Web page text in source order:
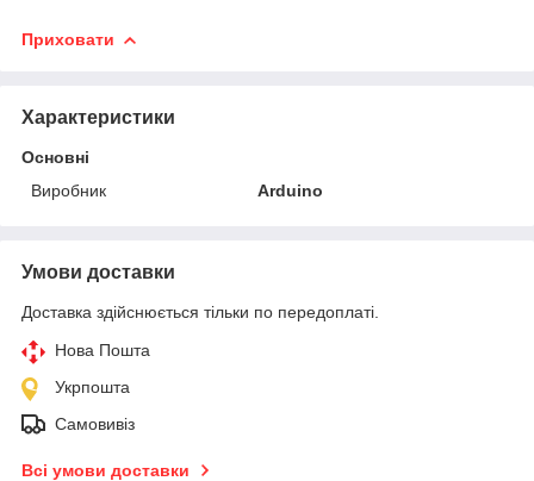
Приховати
Характеристики
Основні
Виробник
Arduino
Умови доставки
Доставка здійснюється тільки по передоплаті.
Нова Пошта
Укрпошта
Самовивіз
Всі умови доставки